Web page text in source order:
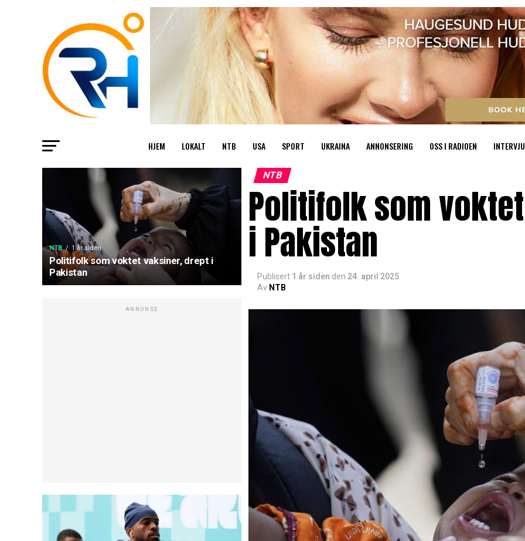
HJEM LOKALT NTB USA SPORT UKRAINA ANNONSERING OSS I RADIOEN INTERVJU
NTB 1 år siden
Politifolk som voktet vaksiner, drept i
Pakistan
ANNONSE
NTB
Politifolk som
i Pakistan
Publisert 1 år siden den 24. april 2025
Av NTB